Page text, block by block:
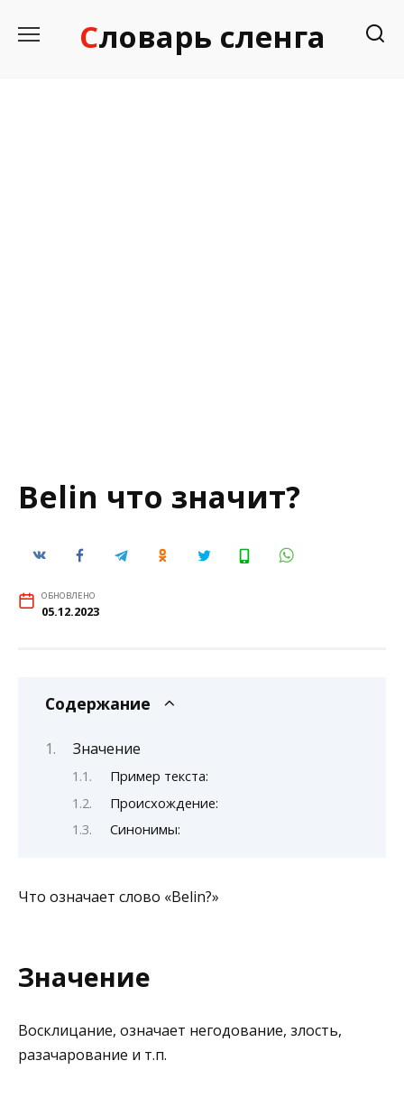
Словарь сленга
Belin что значит?
ОБНОВЛЕНО
05.12.2023
Содержание
Значение
Пример текста:
Происхождение:
Синонимы:
Что означает слово «Belin?»
Значение
Восклицание, означает негодование, злость,
разачарование и т.п.